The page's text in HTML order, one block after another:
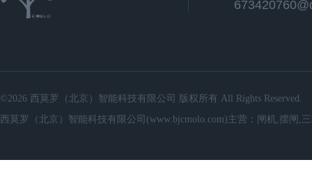
©2026 西莫罗（北京）智能科技有限公司 版权所有 All Rights Reserved.
西莫罗（北京）智能科技有限公司(www.bjcmolo.com)主营：闸机,摆闸,